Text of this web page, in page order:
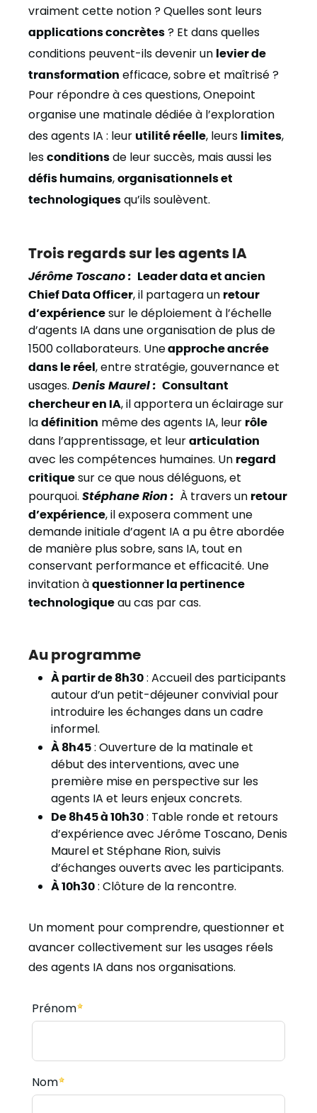
vraiment cette notion ? Quelles sont leurs
applications concrètes ? Et dans quelles
conditions peuvent-ils devenir un levier de
transformation efficace, sobre et maîtrisé ?
Pour répondre à ces questions, Onepoint
organise une matinale dédiée à l’exploration
des agents IA : leur utilité réelle, leurs limites,
les conditions de leur succès, mais aussi les
défis humains, organisationnels et
technologiques qu’ils soulèvent.
Trois regards sur les agents IA
Jérôme Toscano : Leader data et ancien
Chief Data Officer, il partagera un retour
d’expérience sur le déploiement à l’échelle
d’agents IA dans une organisation de plus de
1500 collaborateurs. Uneapproche ancrée
dans le réel, entre stratégie, gouvernance et
usages. Denis Maurel : Consultant
chercheur en IA, il apportera un éclairage sur
la définition même des agents IA, leur rôle
dans l’apprentissage, et leur articulation
avec les compétences humaines. Un regard
critique sur ce que nous déléguons, et
pourquoi. Stéphane Rion : À travers un retour
d’expérience, il exposera comment une
demande initiale d’agent IA a pu être abordée
de manière plus sobre, sans IA, tout en
conservant performance et efficacité. Une
invitation à questionner la pertinence
technologique au cas par cas.
Au programme
À partir de 8h30 : Accueil des participants
autour d’un petit-déjeuner convivial pour
introduire les échanges dans un cadre
informel.
À 8h45 : Ouverture de la matinale et
début des interventions, avec une
première mise en perspective sur les
agents IA et leurs enjeux concrets.
De 8h45 à 10h30 : Table ronde et retours
d’expérience avec Jérôme Toscano, Denis
Maurel et Stéphane Rion, suivis
d’échanges ouverts avec les participants.
À 10h30 : Clôture de la rencontre.
Un moment pour comprendre, questionner et
avancer collectivement sur les usages réels
des agents IA dans nos organisations.